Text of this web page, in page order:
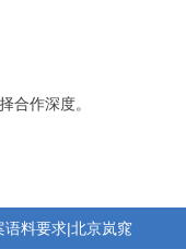
合作深度。
语料要求|北京岚窕